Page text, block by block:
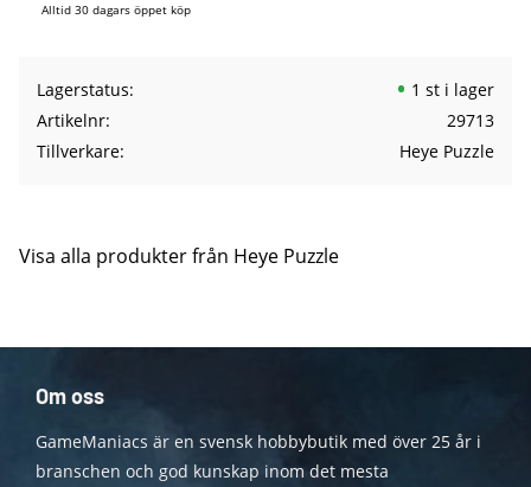
Alltid 30 dagars öppet köp
Lagerstatus
1 st i lager
Artikelnr
29713
Tillverkare
Heye Puzzle
Visa alla produkter från Heye Puzzle
Om oss
GameManiacs är en svensk hobbybutik med över 25 år i
branschen och god kunskap inom det mesta